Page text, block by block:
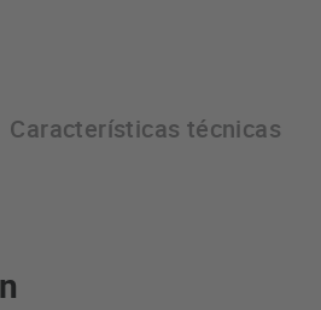
Características técnicas